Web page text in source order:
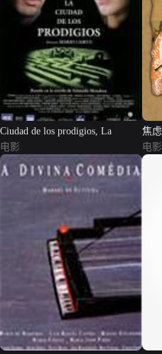
Ciudad de los prodigios, La
电影
焦虑
电影